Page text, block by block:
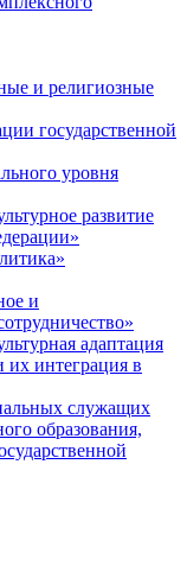
и религиозные
государственной
уровня
развитие
и
адаптация
интеграция в
служащих
образования,